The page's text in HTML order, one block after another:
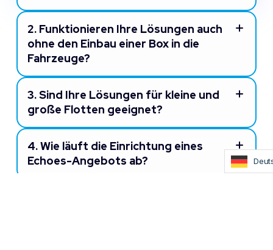
2. Funktionieren Ihre Lösungen auch
ohne den Einbau einer Box in die
Fahrzeuge?
3.Sind Ihre Lösungen für kleine und
große Flotten geeignet?
4.Wie läuft die Einrichtung eines
Echoes-Angebots ab?